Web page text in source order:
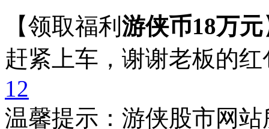
【领取福利 游侠币18万元
赶紧上车，谢谢老板的
12
温馨提示：游侠股市网